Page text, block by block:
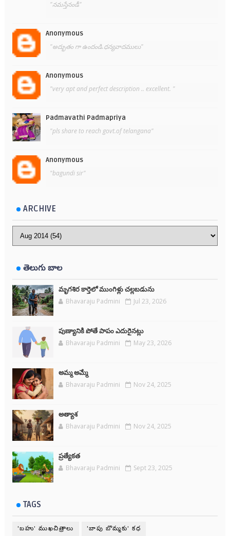
"నమస్తేనండీ"
Anonymous
"అద్భుతం గా ఉందండి.ధన్యవాదములు"
Anonymous
"very apt and perfect description .. excellent. "
Padmavathi Padmapriya
"pls share to reach govt.of telangana"
Anonymous
"bagundi sir"
ARCHIVE
తెలుగు బాల
మృగశిర కార్తెలో ముంగిళ్లు చల్లబడును
Bhavaraju Padmini Jul 23, 2026
పుణ్యానికి పోతే పాపం ఎదురైనట్లు
Bhavaraju Padmini May 23, 2026
అమ్మ అమ్మే
Bhavaraju Padmini Nov 24, 2025
అత్యాశ
Bhavaraju Padmini Nov 24, 2025
ప్రత్యేకత
Bhavaraju Padmini Sept 23, 2025
TAGS
'బహు' ముఖచిత్రాలు 'బాపు బొమ్మకు' కధ